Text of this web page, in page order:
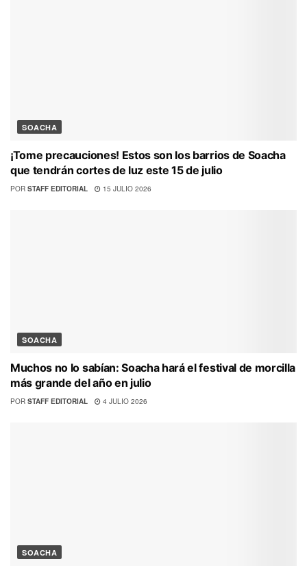
SOACHA
¡Tome precauciones! Estos son los barrios de Soacha
que tendrán cortes de luz este 15 de julio
POR STAFF EDITORIAL 15 JULIO 2026
SOACHA
Muchos no lo sabían: Soacha hará el festival de morcilla
más grande del año en julio
POR STAFF EDITORIAL 4 JULIO 2026
SOACHA